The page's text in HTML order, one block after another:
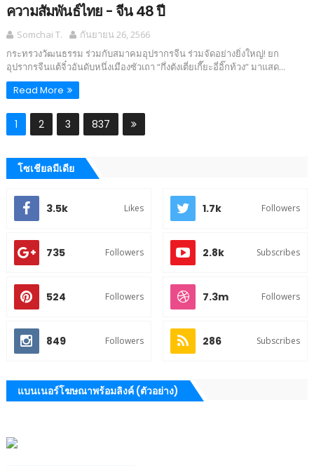
ความสัมพันธ์ไทย - จีน 48 ปี
Somchai T.
กันยายน 26, 2566
กระทรวงวัฒนธรรม ร่วมกับสมาคมอุปรากรจีน ร่วมจัดอย่างยิ่งใหญ่! ยก
อุปรากรจีนแต้จิ๋วอันดับหนึ่งเมืองซัวเถา “กึ่งตังเตี่ยเกี๊ยะอี่อิ๊กท้วง” มาแสด...
Read More
1 2 3 837
โซเชียลมีเดีย
3.5k Likes 1.7k Followers
735 Followers 2.8k Subscribes
524 Followers 7.3m Followers
849 Followers 286 Subscribes
แบนเนอร์โฆษณาพร้อมลิงค์ (ตัวอย่าง)